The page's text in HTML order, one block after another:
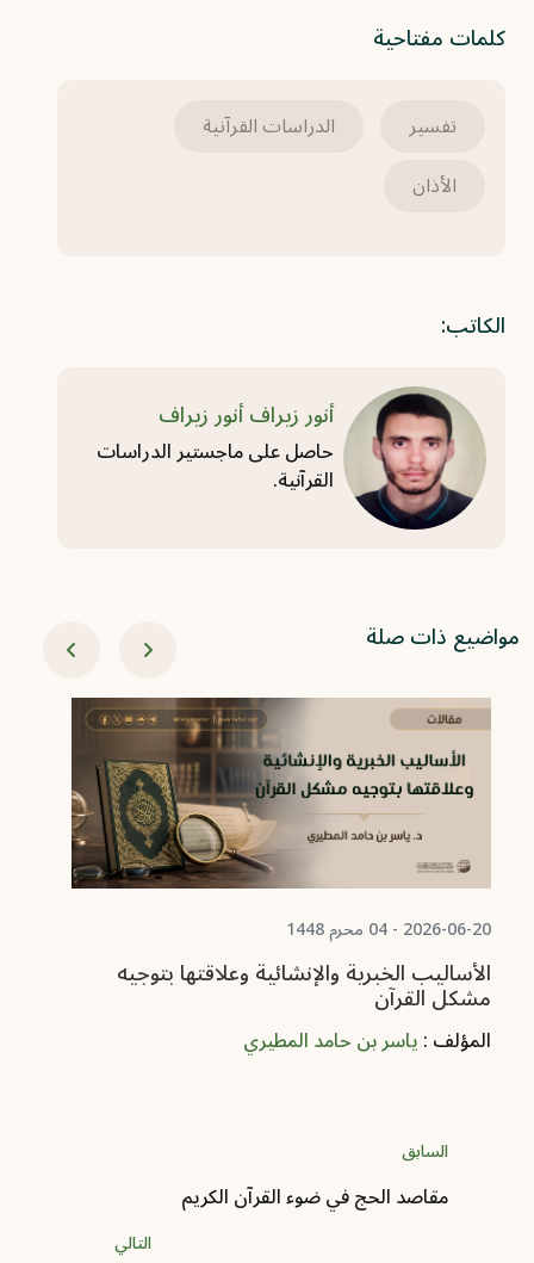
كلمات مفتاحية
تفسير
الدراسات القرآنية
الأذان
الكاتب:
أنور زيراف أنور زيراف
حاصل على ماجستير الدراسات
القرآنية.
مواضيع ذات صلة
2026-06-20 - 04 محرم 1448
الأساليب الخبرية والإنشائية وعلاقتها بتوجيه
مشكل القرآن
المؤلف :ياسر بن حامد المطيري
السابق
مقاصد الحج في ضوء القرآن الكريم
التالي